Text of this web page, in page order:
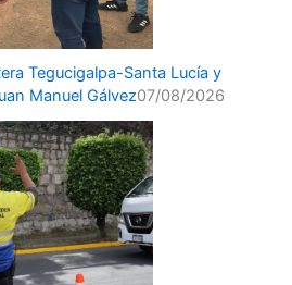
Tegucigalpa-Santa Lucía y
Manuel Gálvez07/08/2026